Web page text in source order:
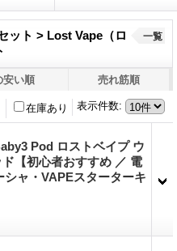
ット > Lost Vape（ロ
一覧
安い順 売れ筋順
表示件数:
在庫あり
Pod ロストベイプ ウ
【初心者おすすめ ／ 電
ャ・VAPEスターターキ